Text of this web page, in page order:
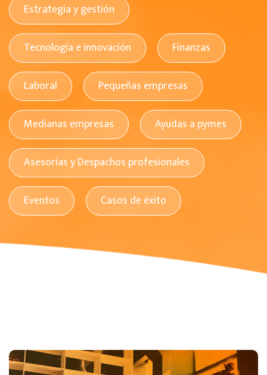
Estrategia y gestión
Tecnología e innovación Finanzas
Laboral Pequeñas empresas
Medianas empresas Ayudas a pymes
Asesorías y Despachos profesionales
Eventos Casos de éxito